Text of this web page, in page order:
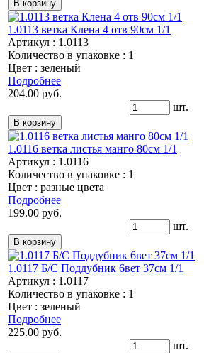
1.0113 ветка Клена 4 отв 90см 1/1
Артикул : 1.0113
Количество в упаковке : 1
Цвет : зеленый
Подробнее
204.00 руб.
шт.
1.0116 ветка листья манго 80см 1/1
Артикул : 1.0116
Количество в упаковке : 1
Цвет : разные цвета
Подробнее
199.00 руб.
шт.
1.0117 Б/С Поддубник 6вет 37см 1/1
Артикул : 1.0117
Количество в упаковке : 1
Цвет : зеленый
Подробнее
225.00 руб.
шт.